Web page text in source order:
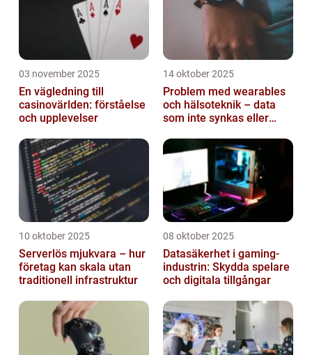
03 november 2025
En vägledning till
casinovärlden: förståelse
och upplevelser
14 oktober 2025
Problem med wearables
och hälsoteknik – data
som inte synkas eller
10 oktober 2025
Serverlös mjukvara – hur
företag kan skala utan
traditionell infrastruktur
08 oktober 2025
Datasäkerhet i gaming-
industrin: Skydda spelare
och digitala tillgångar